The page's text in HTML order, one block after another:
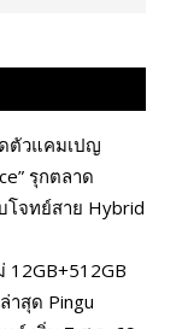
ตัวแคมเปญ
รุกตลาด
จทย์สาย Hybrid
12GB+512GB
าสุด Pingu